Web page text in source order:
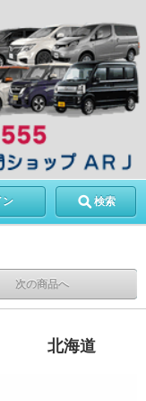
ン 検索
次の商品へ
道